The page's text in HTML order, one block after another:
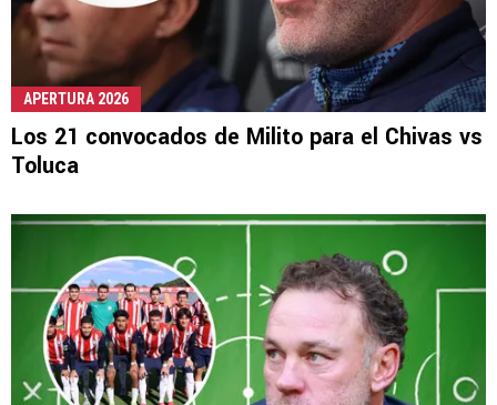
APERTURA 2026
Los 21 convocados de Milito para el Chivas vs
Toluca